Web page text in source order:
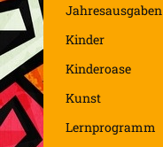
Jahresausgaben
Kinder
Kinderoase
Kunst
Lernprogramm